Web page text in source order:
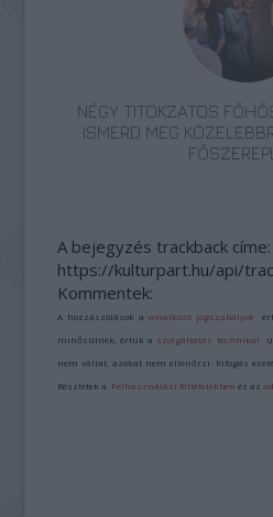
NÉGY TITOKZATOS
ISMERD MEG
A bejegyzés trackback címe:
https://kulturpart.hu/api/
Kommentek:
A hozzászólások avonatkozó jogszabályok
minősülnek, értük a szolgáltatás technikai
nem vállal, azokat nem ellenőrzi. Kifogás
Részletek a Felhasználási feltételekben és az